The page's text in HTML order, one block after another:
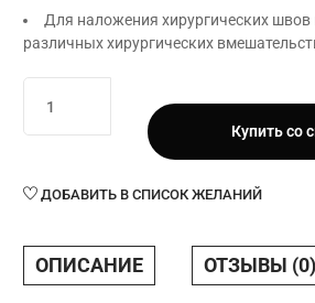
Для наложения хирургических швов
различных хирургических
товара
Шовный
Biokeen®полипропилен
монофил.синий,USP
Купить со
ДОБАВИТЬ В СПИСОК ЖЕЛАНИЙ
ОПИСАНИЕ ОТЗЫВЫ (0)